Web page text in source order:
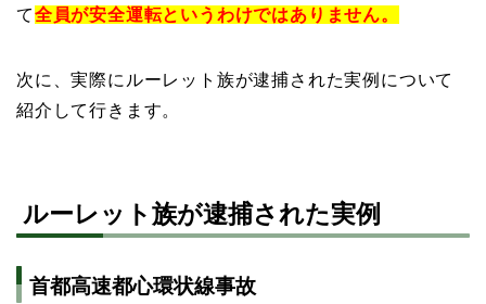
て全員が安全運転というわけではありません。
次に、実際にルーレット族が逮捕された実例について
紹介して行きます。
ルーレット族が逮捕された実例
首都高速都心環状線事故